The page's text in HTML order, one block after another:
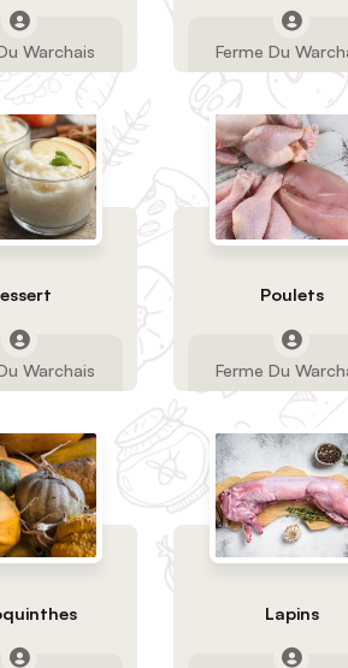
Warchais Ferme Du
Warchais
Poulets
Ferme Du
Lapins